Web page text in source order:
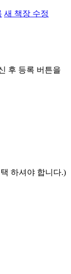
새 책장 수정
후 등록 버튼을
하셔야 합니다.)